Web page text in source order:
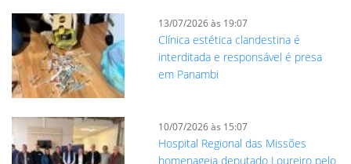
13/07/2026 às 19:07
Clínica estética clandestina é
interditada e responsável é presa
em Panambi
10/07/2026 às 15:07
Hospital Regional das Missões
homenageia deputado Loureiro pelo